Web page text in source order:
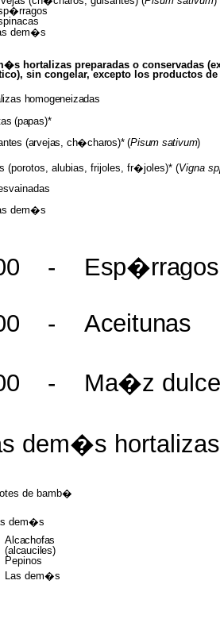
dem�s
hortalizas preparadas oconservadas (
), sincongelar,excepto los productos
homogeneizadas
(papas)*
(arvejas ch�charos)* (Pisum sativum)
(porotos, alubias, frijoles, fr�joles)* (Vigna
dem�s
- Esp�rragos
- Aceitunas
- Ma�z dulce
dem�s hortalizas
de bamb�
dem�s
Alcachofas
(alcauciles)
Pepinos
Lasdem�s